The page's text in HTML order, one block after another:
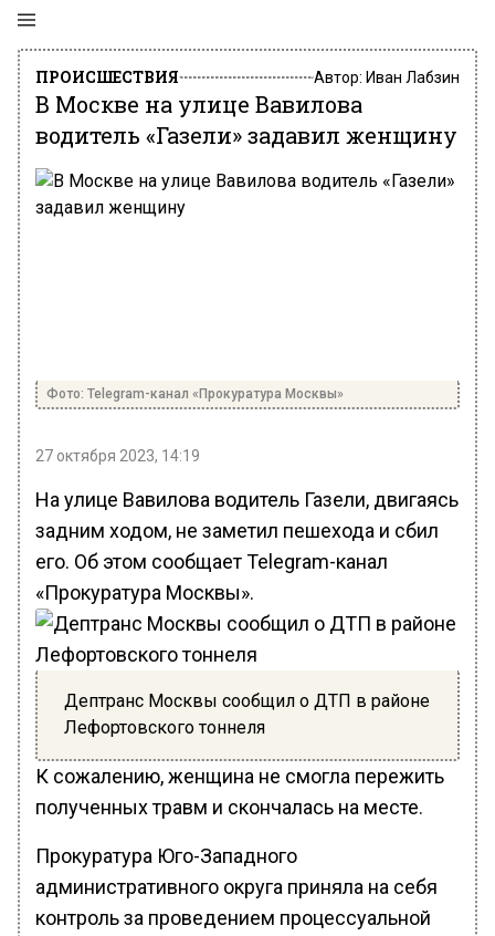
ПРОИСШЕСТВИЯ Автор: Иван Лабзин
В Москве на улице Вавилова
водитель «Газели» задавил женщину
Фото: Telegram-канал «Прокуратура Москвы»
27 октября 2023, 14:19
На улице Вавилова водитель Газели, двигаясь
задним ходом, не заметил пешехода и сбил
его. Об этом сообщает Telegram-канал
«Прокуратура Москвы».
Дептранс Москвы сообщил о ДТП в районе
Лефортовского тоннеля
К сожалению, женщина не смогла пережить
полученных травм и скончалась на месте.
Прокуратура Юго-Западного
административного округа приняла на себя
контроль за проведением процессуальной